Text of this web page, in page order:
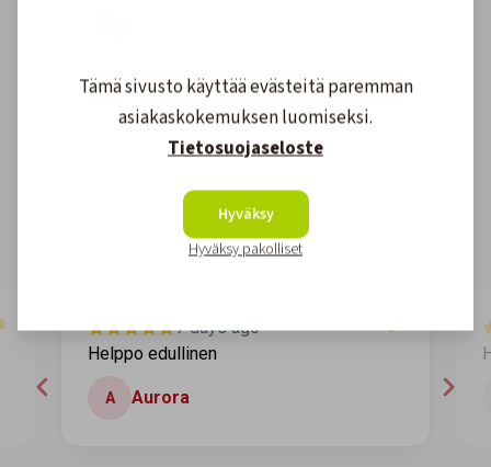
Asiakkaidemme kokemuksia
4.61608arvostelut
Kirjoita arvostelu
7 days ago
Helppo edullinen
A Aurora
Tämä sivusto käyttää evästeitä paremman
asiakaskokemuksen luomiseksi.
Tietosuojaseloste
Hyväksy
Hyväksy pakolliset